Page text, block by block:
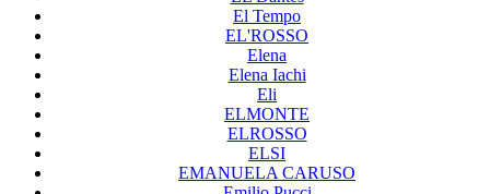
El Tempo
EL'ROSSO
Elena
Elena Iachi
Eli
ELMONTE
ELROSSO
ELSI
EMANUELA CARUSO